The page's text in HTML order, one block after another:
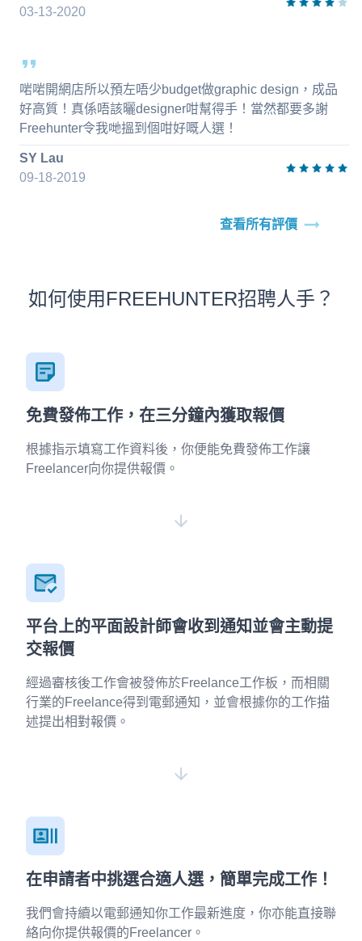
03-13-2020
啱啱開網店所以預左唔少budget做graphic design，成品
好高質！真係唔該曬designer咁幫得手！當然都要多謝
Freehunter令我哋搵到個咁好嘅人選！
SY Lau
09-18-2019
查看所有評價
如何使用FREEHUNTER招聘人手？
免費發佈工作，在三分鐘內獲取報價
根據指示填寫工作資料後，你便能免費發佈工作讓
Freelancer向你提供報價。
平台上的平面設計師會收到通知並會主動提
交報價
經過審核後工作會被發佈於Freelance工作板，而相關
行業的Freelance得到電郵通知，並會根據你的工作描
述提出相對報價。
在申請者中挑選合適人選，簡單完成工作！
我們會持續以電郵通知你工作最新進度，你亦能直接聯
絡向你提供報價的Freelancer。